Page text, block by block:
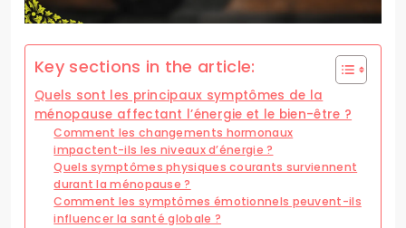
Key sections in the article:
Quels sont les principaux symptômes de la
ménopause affectant l’énergie et le bien-être ?
Comment les changements hormonaux
impactent-ils les niveaux d’énergie ?
Quels symptômes physiques courants surviennent
durant la ménopause ?
Comment les symptômes émotionnels peuvent-ils
influencer la santé globale ?